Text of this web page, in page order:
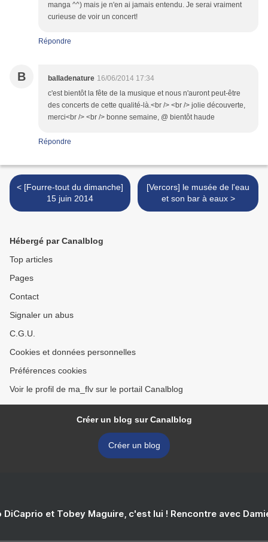
manga ^^) mais je n'en ai jamais entendu. Je serai vraiment
curieuse de voir un concert!
Répondre
B balladenature 16/06/2014 17:34
c'est bientôt la fête de la musique et nous n'auront peut-être
des concerts de cette qualité-là.<br /> <br /> jolie découverte,
merci<br /> <br /> bonne semaine, @ bientôt haude
Répondre
< [Fourre-tout du dimanche]
15 juin 2014
[Vercors] le musée de l'eau
et son bar à eaux >
Hébergé par Canalblog
Top articles
Pages
Contact
Signaler un abus
C.G.U.
Cookies et données personnelles
Préférences cookies
Voir le profil de ma_flv sur le portail Canalblog
Créer un blog sur Canalblog
Créer un blog
DiCaprio et Tobey Maguire, c'est lui ! Rencontre avec